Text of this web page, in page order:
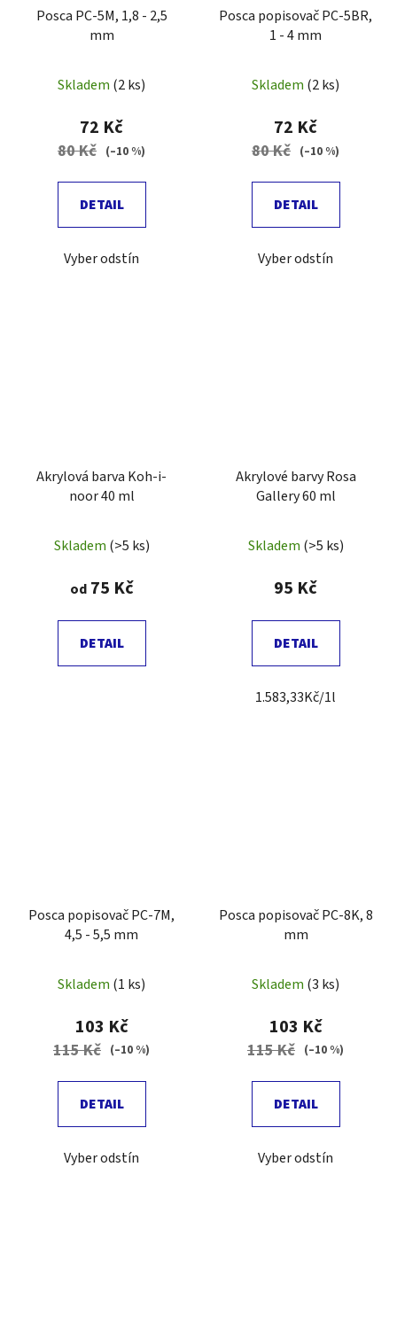
Posca PC-5M, 1,8 - 2,5
mm
Skladem (2 ks)
72 Kč
80 Kč (–10 %)
DETAIL
Vyber odstín
Posca popisovač PC-5BR,
1 - 4 mm
Skladem (2 ks)
72 Kč
80 Kč (–10 %)
DETAIL
Vyber odstín
Akrylová barva Koh-i-
noor 40 ml
Skladem (>5 ks)
od75 Kč
DETAIL
Akrylové barvy Rosa
Gallery 60 ml
Skladem (>5 ks)
95 Kč
DETAIL
1.583,33Kč/1l
Posca popisovač PC-7M,
4,5 - 5,5 mm
Skladem (1 ks)
103 Kč
115 Kč (–10 %)
DETAIL
Vyber odstín
Posca popisovač PC-8K, 8
mm
Skladem (3 ks)
103 Kč
115 Kč (–10 %)
DETAIL
Vyber odstín